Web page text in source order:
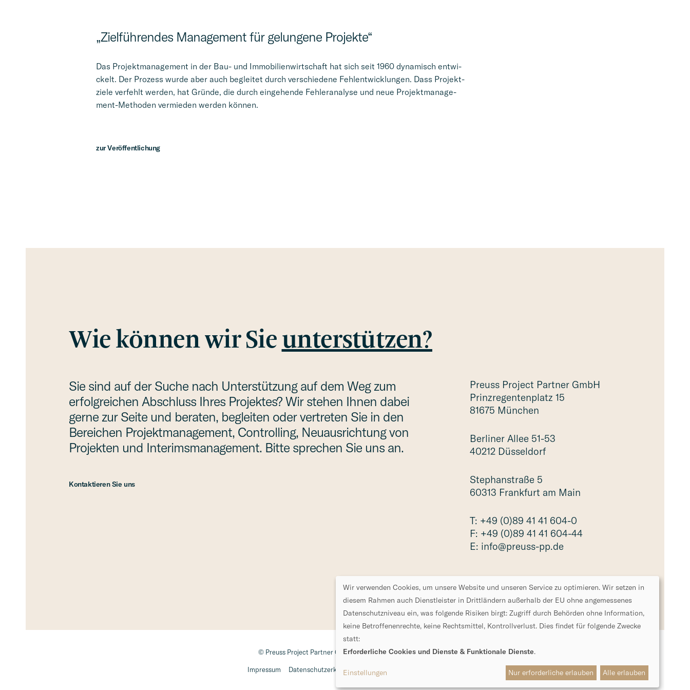
„Zielfüh­ren­des Manage­ment für gelun­gene Projekte“
Das Projekt­ma­nage­ment in der Bau- und Immobi­li­en­wirt­schaft hat sich seit 1960 dynamisch entwi­
ckelt. Der Prozess wurde aber auch beglei­tet durch verschie­dene Fehlent­wick­lun­gen. Dass Projekt­
ziele verfehlt werden, hat Gründe, die durch einge­hende Fehler­ana­lyse und neue Projekt­ma­nage­
ment-Methoden vermie­den werden können.
zur Veröf­fent­li­chung
Wie können wir Sieunter­stüt­zen?
Sie sind auf der Suche nach Unter­stüt­zung auf dem Weg zum
erfolg­rei­chen Abschluss Ihres Projek­tes? Wir stehen Ihnen dabei
gerne zur Seite und beraten, beglei­ten oder vertre­ten Sie in den
Berei­chen Projekt­ma­nage­ment, Control­ling, Neuaus­rich­tung von
Projek­ten und Interims­ma­nage­ment. Bitte sprechen Sie uns an.
Kontak­tie­ren Sie uns
Preuss Project Partner GmbH
Prinz­re­gen­ten­platz 15
81675 München
Berliner Allee 51-53
40212 Düsseldorf
Stephan­straße 5
60313 Frank­furt am Main
T: +49 (0)89 41 41 604-0
F: +49 (0)89 41 41 604-44
E: info@preuss-pp.de
© Preuss Project Partner GmbH. Alle Rechte vorbehalten.
Impres­sum Daten­schutz­er­klä­rung Daten­schutz­ein­stel­lun­gen
Wir verwenden Cookies, um unsere Website und unseren Service zu optimieren. Wir setzen in
diesem Rahmen auch Dienstleister in Drittländern außerhalb der EU ohne angemessenes
Datenschutzniveau ein, was folgende Risiken birgt: Zugriff durch Behörden ohne Information,
keine Betroffenenrechte, keine Rechtsmittel, Kontrollverlust. Dies findet für folgende Zwecke
statt:
Erforderliche Cookies und Dienste & Funktionale Dienste.
Einstellungen Nur erforderliche erlauben Alle erlauben